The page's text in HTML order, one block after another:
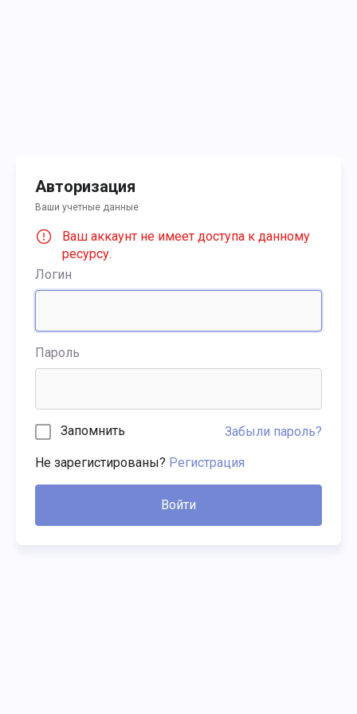
Авторизация
Ваши учетные данные
Ваш аккаунт не имеет доступа к данному
ресурсу.
Логин
Пароль
Запомнить Забыли пароль?
Не зарегистированы? Регистрация